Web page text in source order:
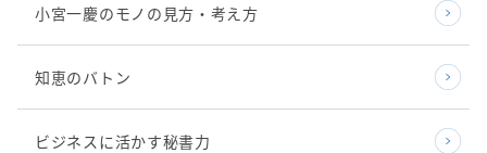
小宮一慶のモノの見方・考え方
知恵のバトン
ビジネスに活かす秘書力